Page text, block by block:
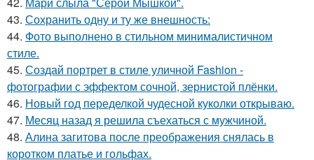
43. Сохранить одну и ту же внешность:
44. Фото выполнено в стильном минималистичном
стиле.
45. Создай портрет в стиле уличной Fashion -
фотографии с эффектом сочной, зернистой плёнки.
46. Новый год переделкой чудесной куколки открываю.
47. Месяц назад я решила съехаться с мужчиной.
48. Алина загитова после преображения снялась в
коротком платье и гольфах.